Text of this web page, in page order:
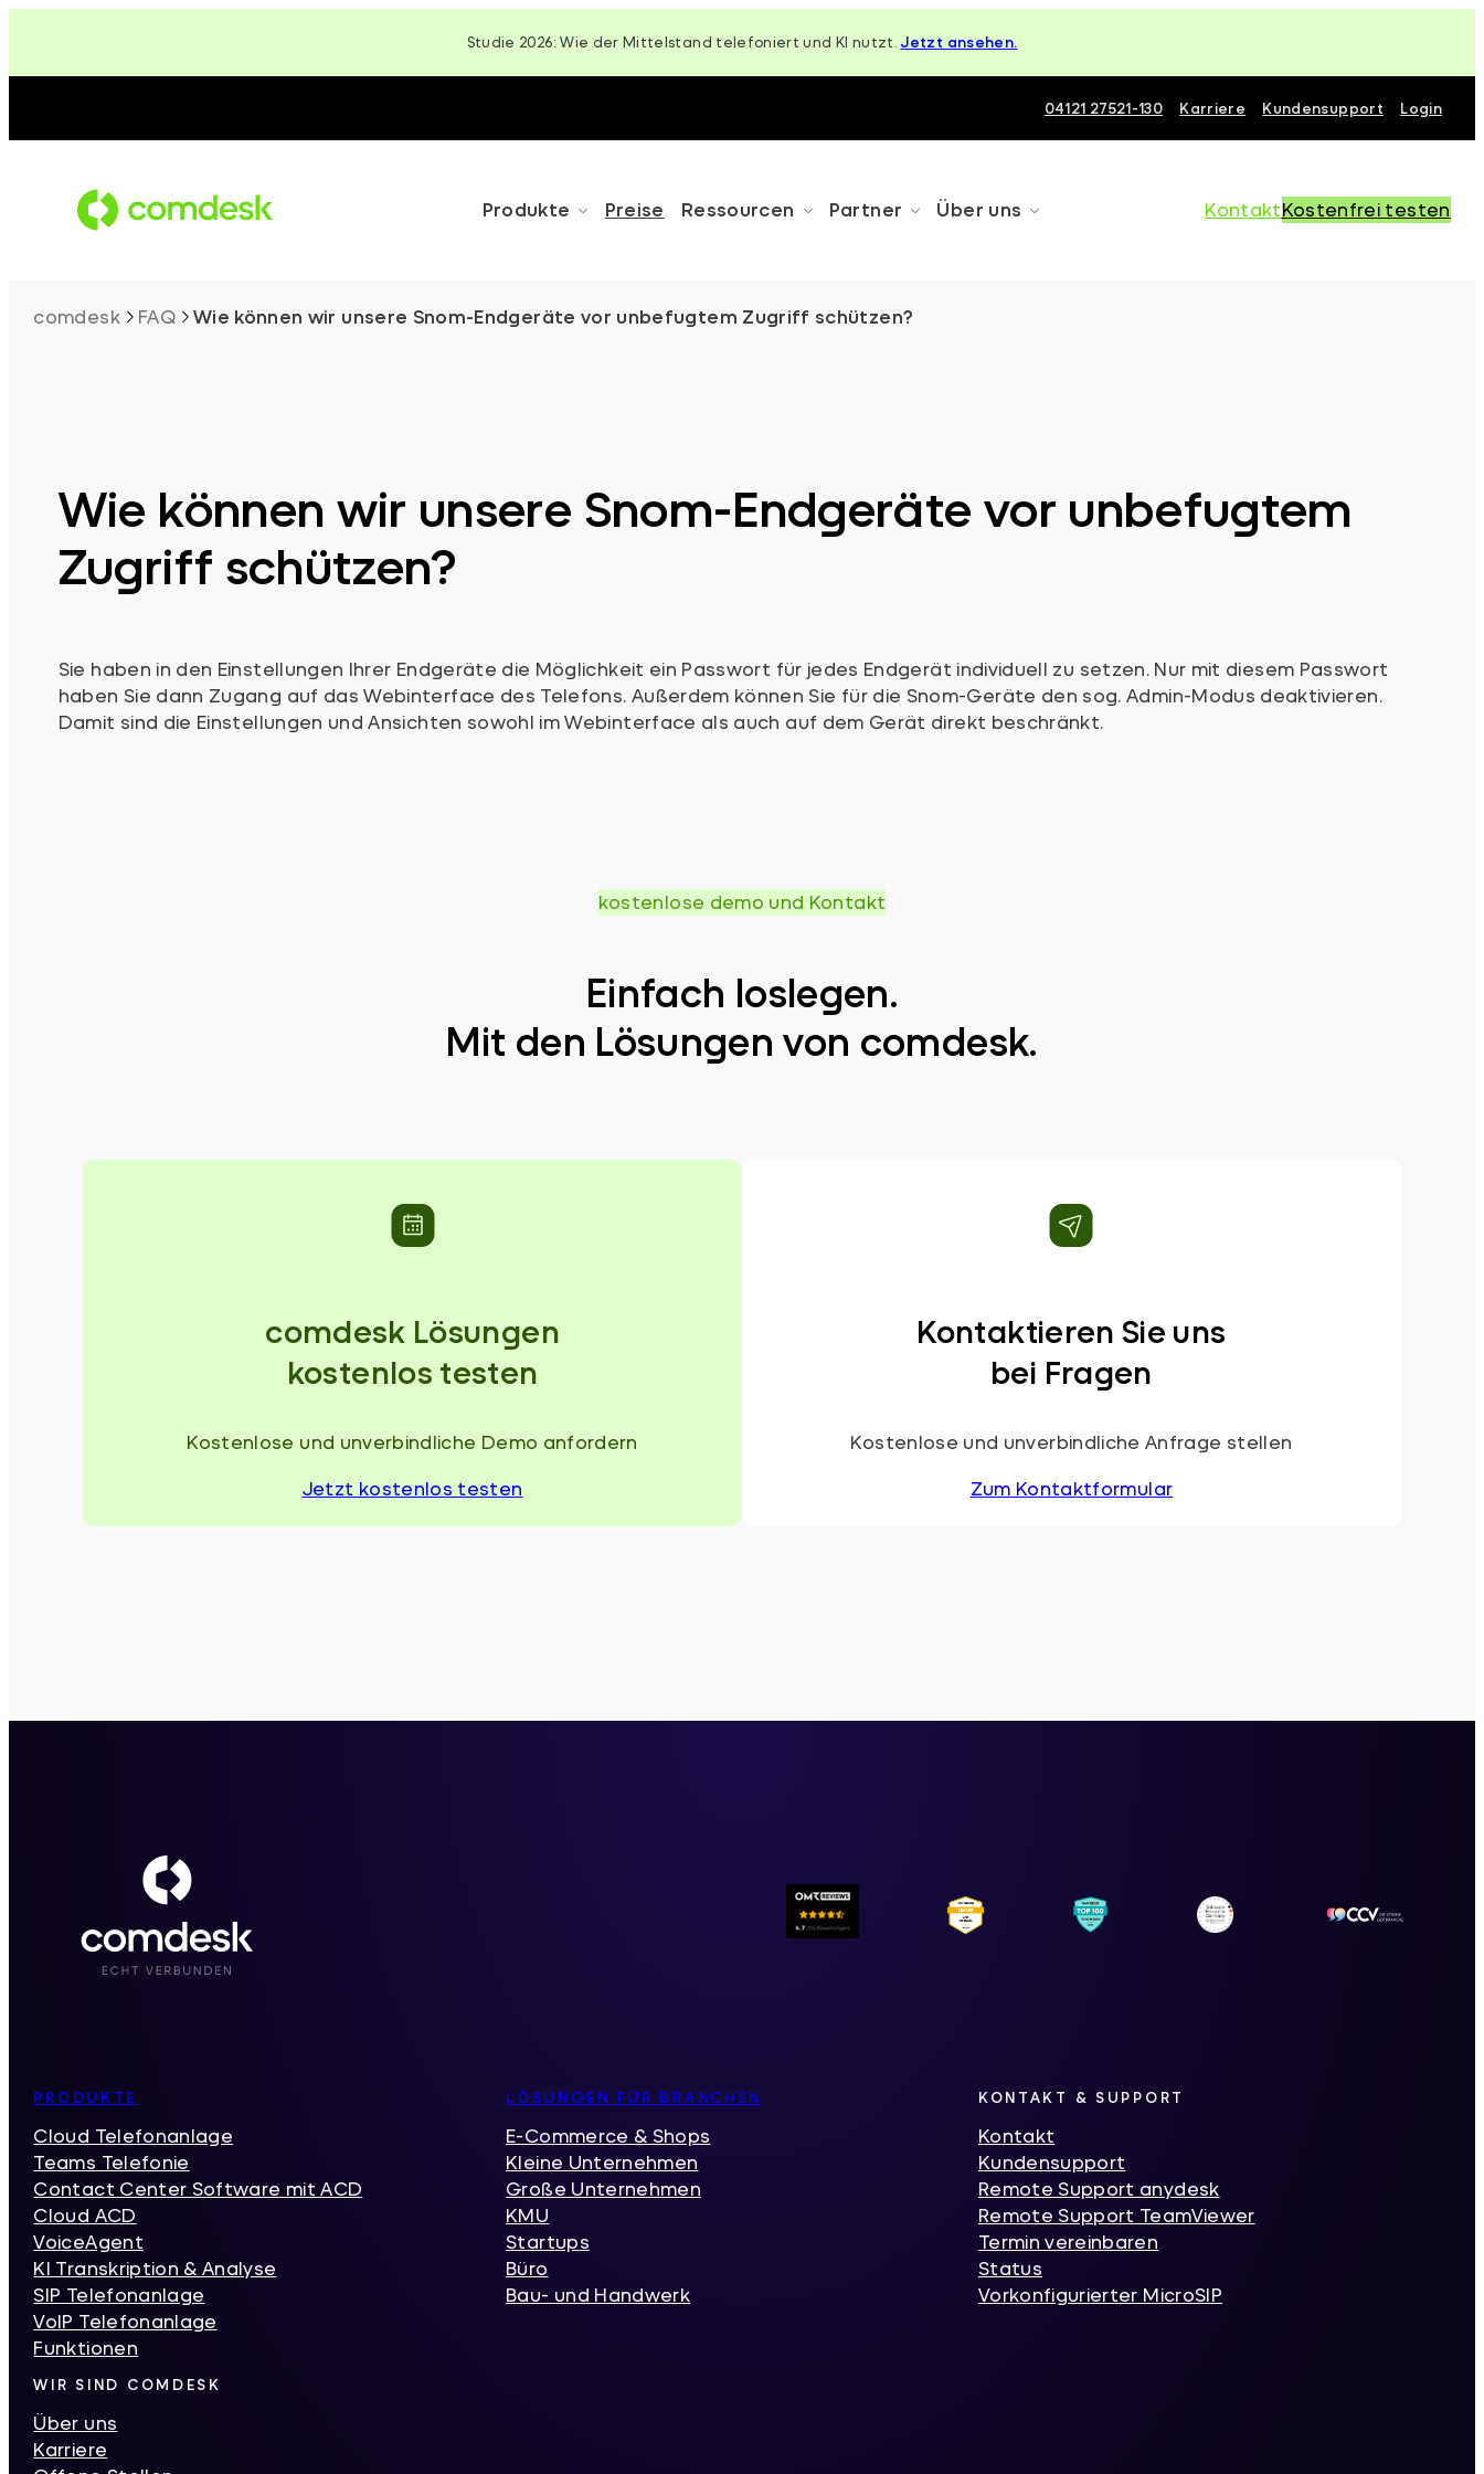
springen
Studie 2026: Wie der Mittelstand telefoniert und KI nutzt. Jetzt ansehen.
04121 27521-130 Karriere Kundensupport Login
Produkte Preise Ressourcen Partner Über uns KontaktKostenfrei testen
comdesk FAQ Wie können wir unsere Snom-Endgeräte vor unbefugtem Zugriff schützen?
Wie können wir unsere Snom-Endgeräte vor unbefugtem
Zugriff schützen?
Sie haben in den Einstellungen Ihrer Endgeräte die Möglichkeit ein Passwort für jedes Endgerät individuell zu setzen. Nur mit diesem Passwort
haben Sie dann Zugang auf das Webinterface des Telefons. Außerdem können Sie für die Snom-Geräte den sog. Admin-Modus deaktivieren.
Damit sind die Einstellungen und Ansichten sowohl im Webinterface als auch auf dem Gerät direkt beschränkt.
kostenlose demo und Kontakt
Einfach loslegen.
Mit den Lösungen von comdesk.
comdesk Lösungen
kostenlos testen
Kostenlose und unverbindliche Demo anfordern
Jetzt kostenlos testen
Kontaktieren Sie uns
bei Fragen
Kostenlose und unverbindliche Anfrage stellen
Zum Kontaktformular
Inhaltsverzeichnis
PRODUKTE
Cloud Telefonanlage
Teams Telefonie
Contact Center Software mit ACD
Cloud ACD
VoiceAgent
KI Transkription & Analyse
SIP Telefonanlage
VoIP Telefonanlage
Funktionen
LÖSUNGEN FÜR BRANCHEN
E-Commerce & Shops
Kleine Unternehmen
Große Unternehmen
KMU
Startups
Büro
Bau- und Handwerk
KONTAKT & SUPPORT
Kontakt
Kundensupport
Remote Support anydesk
Remote Support TeamViewer
Termin vereinbaren
Status
Vorkonfigurierter MicroSIP
WIR SIND COMDESK
Über uns
Karriere